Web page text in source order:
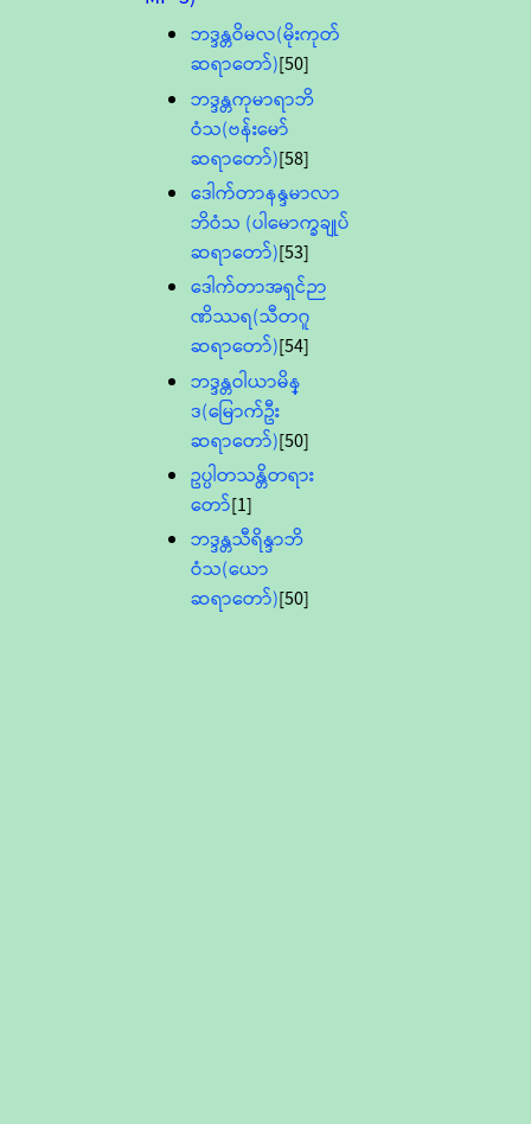
ဘဒ္ဒန္တဝိမလ(မိုးကုတ်
ဆရာတော်)[50]
ဘဒ္ဒန္တကုမာရာဘိ
ဝံသ(ဗန်းမော်
ဆရာတော်)[58]
ဒေါက်တာနန္ဒမာလာ
ဘိဝံသ (ပါမောက္ခချုပ်
ဆရာတော်)[53]
ဒေါက်တာအရှင်ဉာ
ဏိဿရ(သီတဂူ
ဆရာတော်)[54]
ဘဒ္ဒန္တဝါယာမိန္
ဒ(မြောက်ဦး
ဆရာတော်)[50]
ဥပ္ပါတသန္တိတရား
တော်[1]
ဘဒ္ဒန္တသီရိန္ဒာဘိ
ဝံသ(ယော
ဆရာတော်)[50]